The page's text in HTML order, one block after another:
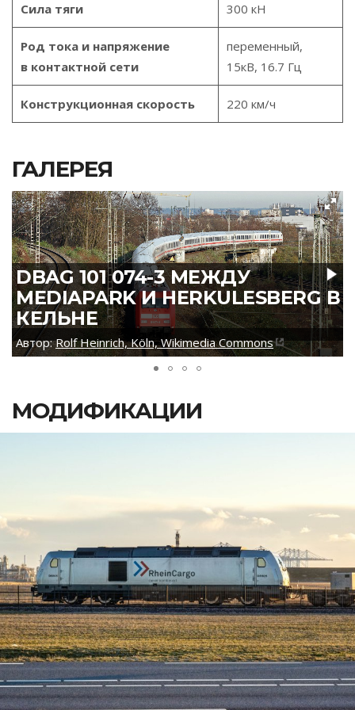
Сила тяги 300 кН
Род тока и напряжение
в контактной сети
переменный,
15кВ, 16.7 Гц
Конструкционная скорость 220 км/ч
ГАЛЕРЕЯ
DBAG 101 074-3 МЕЖДУ
MEDIAPARK И HERKULESBERG В
КЕЛЬНЕ
Автор:Rolf Heinrich, Köln, Wikimedia Commons
МОДИФИКАЦИИ